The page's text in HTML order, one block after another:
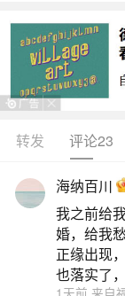
1、梦见巨
一、梦见
巨浪把船打翻
的人梦见船被
明心情不稳定
本命年的人
2、梦见巨
转发 评论23
海纳百川
我之前给
婚，给我
正缘出现
也落实了